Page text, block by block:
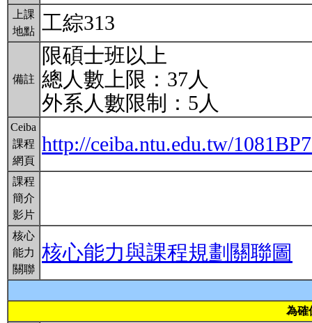
上課
地點 工綜313
備註
限碩士班以上
總人數上限：37人
外系人數限制：5人
Ceiba
課程
網頁
http://ceiba.ntu.edu.tw/
課程
簡介
影片
核心
能力
關聯
核心能力與課程規劃關聯圖
為確